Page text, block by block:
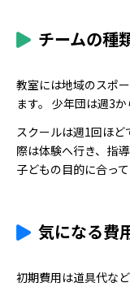
チームの種
教室には地域のスポ
ます。 少年団は週3
スクールは週1回ほど
際は体験へ行き、指
子どもの目的に合っ
気になる費
初期費用は道具代な